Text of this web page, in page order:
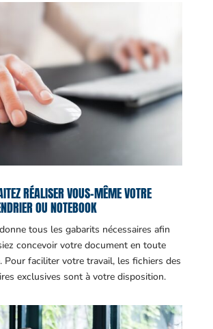
RÉALISER VOUS-MÊME VOTRE
OU NOTEBOOK
tous les gabarits nécessaires afin
concevoir votre document en toute
Pour faciliter votre travail, les fichiers des
exclusives sont à votre disposition.